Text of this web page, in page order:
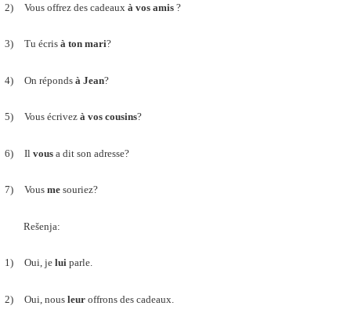
2) Vous offrez des cadeaux à vos amis ?
3) Tu écris à ton mari?
4) On réponds à Jean?
5) Vous écrivez à vos cousins?
6) Il vous a dit son adresse?
7) Vous me souriez?
Rešenja:
1) Oui, je lui parle.
2) Oui, nous leur offrons des cadeaux.